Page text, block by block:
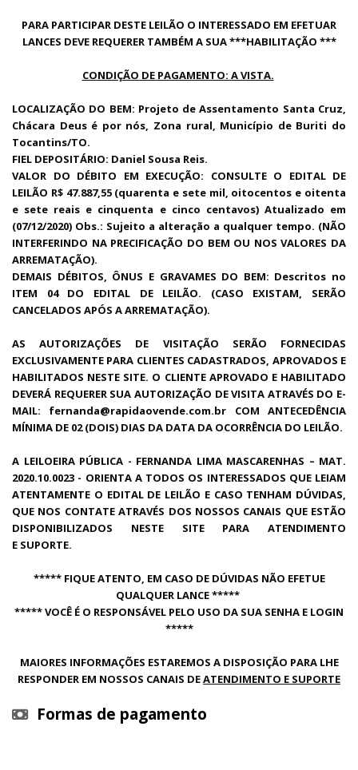
PARA PARTICIPAR DESTE LEILÃO O INTERESSADO EM EFETUAR
LANCES DEVE REQUERER TAMBÉM A SUA ***HABILITAÇÃO ***
CONDIÇÃO DE PAGAMENTO: A VISTA.
LOCALIZAÇÃO DO BEM: Projeto de Assentamento Santa Cruz,
Chácara Deus é por nós, Zona rural, Município de Buriti do
Tocantins/TO.
FIEL DEPOSITÁRIO: Daniel Sousa Reis.
VALOR DO DÉBITO EM EXECUÇÃO: CONSULTE O EDITAL DE
LEILÃO R$ 47.887,55 (quarenta e sete mil, oitocentos e oitenta
e sete reais e cinquenta e cinco centavos) Atualizado em
(07/12/2020) Obs.: Sujeito a alteração a qualquer tempo. (NÃO
INTERFERINDO NA PRECIFICAÇÃO DO BEM OU NOS VALORES DA
ARREMATAÇÃO).
DEMAIS DÉBITOS, ÔNUS E GRAVAMES DO BEM: Descritos no
ITEM 04 DO EDITAL DE LEILÃO. (CASO EXISTAM, SERÃO
CANCELADOS APÓS A ARREMATAÇÃO).
AS AUTORIZAÇÕES DE VISITAÇÃO SERÃO FORNECIDAS
EXCLUSIVAMENTE PARA CLIENTES CADASTRADOS, APROVADOS E
HABILITADOS NESTE SITE. O CLIENTE APROVADO E HABILITADO
DEVERÁ REQUERER SUA AUTORIZAÇÃO DE VISITA ATRAVÉS DO E-
MAIL: fernanda@rapidaovende.com.br COM ANTECEDÊNCIA
MÍNIMA DE 02 (DOIS) DIAS DA DATA DA OCORRÊNCIA DO LEILÃO.
A LEILOEIRA PÚBLICA - FERNANDA LIMA MASCARENHAS – MAT.
2020.10.0023 - ORIENTA A TODOS OS INTERESSADOS QUE LEIAM
ATENTAMENTE O EDITAL DE LEILÃO E CASO TENHAM DÚVIDAS,
QUE NOS CONTATE ATRAVÉS DOS NOSSOS CANAIS QUE ESTÃO
DISPONIBILIZADOS NESTE SITE PARA ATENDIMENTO
E SUPORTE.
***** FIQUE ATENTO, EM CASO DE DÚVIDAS NÃO EFETUE
QUALQUER LANCE *****
***** VOCÊ É O RESPONSÁVEL PELO USO DA SUA SENHA E LOGIN
*****
MAIORES INFORMAÇÕES ESTAREMOS A DISPOSIÇÃO PARA LHE
RESPONDER EM NOSSOS CANAIS DEATENDIMENTO E SUPORTE
Formas de pagamento